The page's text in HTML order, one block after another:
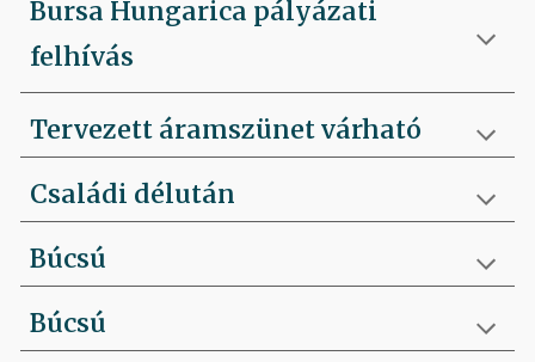
Bursa Hungarica pályázati
felhívás
Tervezett áramszünet várható
Családi délután
Búcsú
Búcsú